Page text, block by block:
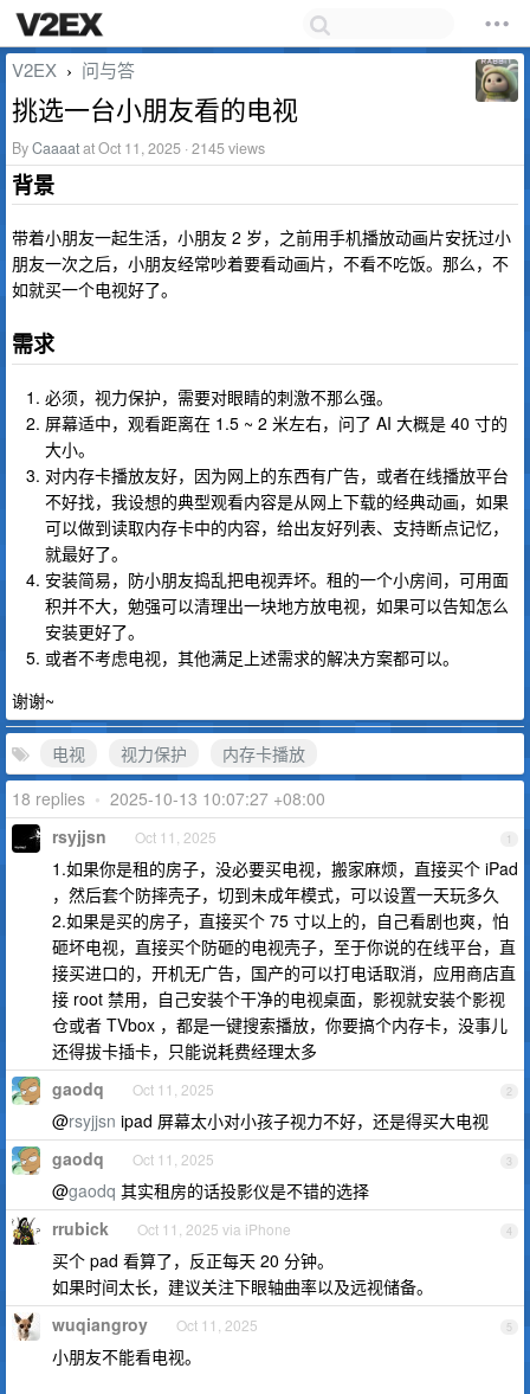
V2EX › 问与答
挑选一台小朋友看的电视
ByCaaaatat Oct 11, 2025 · 2145 views
背景
带着小朋友一起生活，小朋友 2 岁，之前用手机播放动画片安抚过小
朋友一次之后，小朋友经常吵着要看动画片，不看不吃饭。那么，不
如就买一个电视好了。
需求
必须，视力保护，需要对眼睛的刺激不那么强。
屏幕适中，观看距离在 1.5 ~ 2 米左右，问了 AI 大概是 40 寸的
大小。
对内存卡播放友好，因为网上的东西有广告，或者在线播放平台
不好找，我设想的典型观看内容是从网上下载的经典动画，如果
可以做到读取内存卡中的内容，给出友好列表、支持断点记忆，
就最好了。
安装简易，防小朋友捣乱把电视弄坏。租的一个小房间，可用面
积并不大，勉强可以清理出一块地方放电视，如果可以告知怎么
安装更好了。
或者不考虑电视，其他满足上述需求的解决方案都可以。
谢谢~
电视 视力保护
内存卡播放
18 replies • 2025-10-13 10:07:27 +08:00
1
rsyjjsn Oct 11, 2025
1.如果你是租的房子，没必要买电视，搬家麻烦，直接买个 iPad
，然后套个防摔壳子，切到未成年模式，可以设置一天玩多久
2.如果是买的房子，直接买个 75 寸以上的，自己看剧也爽，怕
砸坏电视，直接买个防砸的电视壳子，至于你说的在线平台，直
接买进口的，开机无广告，国产的可以打电话取消，应用商店直
接 root 禁用，自己安装个干净的电视桌面，影视就安装个影视
仓或者 TVbox ，都是一键搜索播放，你要搞个内存卡，没事儿
还得拔卡插卡，只能说耗费经理太多
2
gaodq Oct 11, 2025
@rsyjjsn ipad 屏幕太小对小孩子视力不好，还是得买大电视
3
gaodq Oct 11, 2025
@gaodq 其实租房的话投影仪是不错的选择
4
rrubick Oct 11, 2025 via iPhone
买个 pad 看算了，反正每天 20 分钟。
如果时间太长，建议关注下眼轴曲率以及远视储备。
5
wuqiangroy Oct 11, 2025
小朋友不能看电视。